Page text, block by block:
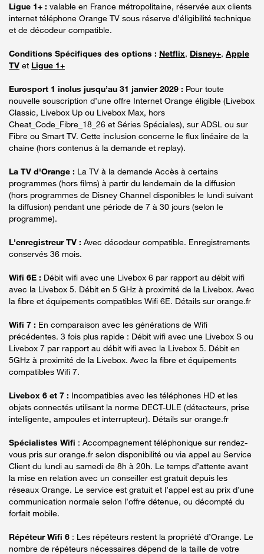
Ligue 1+ : valable en France métropolitaine, réservée aux clients
internet téléphone Orange TV sous réserve d’éligibilité technique
et de décodeur compatible.
Conditions Spécifiques des options : Netflix, Disney+, Apple
TV et Ligue 1+
Eurosport 1 inclus jusqu’au 31 janvier 2029 : Pour toute
nouvelle souscription d’une offre Internet Orange éligible (Livebox
Classic, Livebox Up ou Livebox Max, hors
Cheat_Code_Fibre_18_26 et Séries Spéciales), sur ADSL ou sur
Fibre ou Smart TV. Cette inclusion concerne le flux linéaire de la
chaine (hors contenus à la demande et replay).
La TV d'Orange : La TV à la demande Accès à certains
programmes (hors films) à partir du lendemain de la diffusion
(hors programmes de Disney Channel disponibles le lundi suivant
la diffusion) pendant une période de 7 à 30 jours (selon le
programme).
L'enregistreur TV : Avec décodeur compatible. Enregistrements
conservés 36 mois.
Wifi 6E : Débit wifi avec une Livebox 6 par rapport au débit wifi
avec la Livebox 5. Débit en 5 GHz à proximité de la Livebox. Avec
la fibre et équipements compatibles Wifi 6E. Détails sur orange.fr
Wifi 7 : En comparaison avec les générations de Wifi
précédentes. 3 fois plus rapide : Débit wifi avec une Livebox S ou
Livebox 7 par rapport au débit wifi avec la Livebox 5. Débit en
5GHz à proximité de la Livebox. Avec la fibre et équipements
compatibles Wifi 7.
Livebox 6 et 7 : Incompatibles avec les téléphones HD et les
objets connectés utilisant la norme DECT-ULE (détecteurs, prise
intelligente, ampoules et interrupteur). Détails sur orange.fr
Spécialistes Wifi : Accompagnement téléphonique sur rendez-
vous pris sur orange.fr selon disponibilité ou via appel au Service
Client du lundi au samedi de 8h à 20h. Le temps d’attente avant
la mise en relation avec un conseiller est gratuit depuis les
réseaux Orange. Le service est gratuit et l’appel est au prix d’une
communication normale selon l’offre détenue, ou décompté du
forfait mobile.
Répéteur Wifi 6 : Les répéteurs restent la propriété d’Orange. Le
nombre de répéteurs nécessaires dépend de la taille de votre